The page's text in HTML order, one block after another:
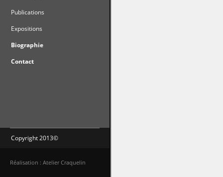
Publications
Expositions
Biographie
Contact
Copyright 2013©
Réalisation : Atelier Craquelin